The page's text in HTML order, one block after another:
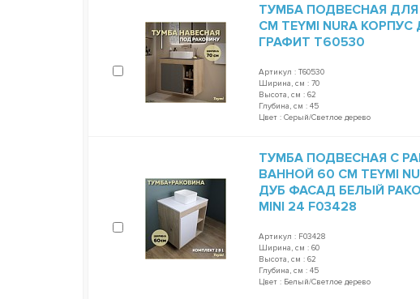
ТУМБА ПОДВЕСНАЯ
СМ TEYMI NURA
ГРАФИТ T60530
Артикул : T60530
Ширина, см : 70
Высота, см : 62
Глубина, см : 45
Цвет : Серый/Светлое дерево
ТУМБА ПОДВЕСНАЯ С
ВАННОЙ 60 СМ TEYMI
ДУБ ФАСАД БЕЛЫЙ
MINI 24 F03428
Артикул : F03428
Ширина, см : 60
Высота, см : 62
Глубина, см : 45
Цвет : Белый/Светлое дерево